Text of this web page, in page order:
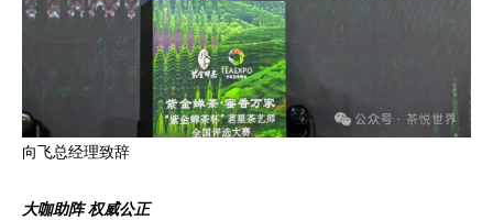
向飞总经理致辞
大咖助阵 权威公正